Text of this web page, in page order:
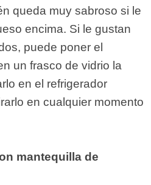
queda muy sabroso si le
encima. Si le gustan
puede poner el
un frasco de vidrio la
en el refrigerador
en cualquier momento
mantequilla de